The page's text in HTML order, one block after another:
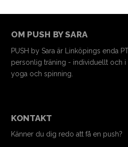
OM PUSH BY SARA
PUSH by Sara är Linköpings enda
personlig träning - individuellt och i
yoga och spinning.
KONTAKT
Känner du dig redo att få en push?